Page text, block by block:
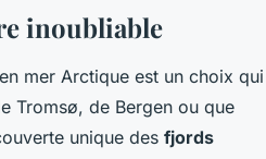
inoubliable
en mer Arctique est un choix qui
Tromsø, de Bergen ou que
unique des fjords